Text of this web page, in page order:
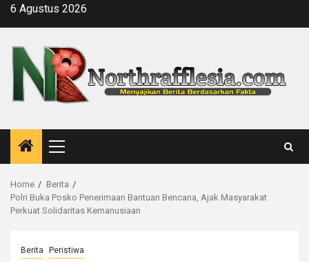
Skip6 Agustus 2026
Primary
Menu
Home
Berita
Polri Buka Posko Penerimaan Bantuan Bencana, Ajak Masyarakat
Perkuat Solidaritas Kemanusiaan
Berita Peristiwa